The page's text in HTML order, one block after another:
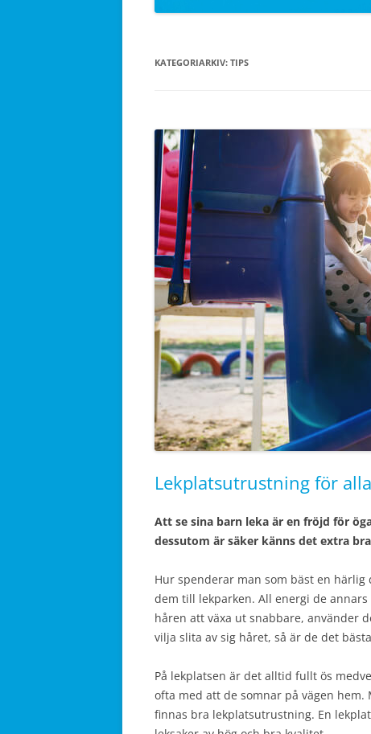
KATEGORIARKIV: TIPS
Lekplatsutrustning för
Att se sina barn leka är en fröjd för
dessutom är säker känns det extra
Hur spenderar man som bäst en härlig
dem till lekparken. All energi de
håren att växa ut snabbare, använder
vilja slita av sig håret, så är de det
På lekplatsen är det alltid fullt ös
ofta med att de somnar på vägen
finnas bra lekplatsutrustning. En